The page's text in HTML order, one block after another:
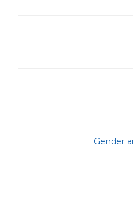
Gender